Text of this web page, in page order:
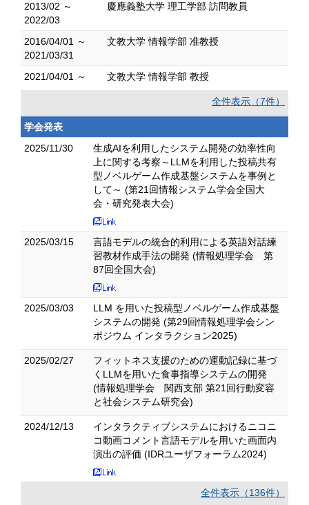
2013/02 ～
2022/03
慶應義塾大学 理工学部 訪問教員
2016/04/01 ～
2021/03/31
文教大学 情報学部 准教授
2021/04/01 ～ 文教大学 情報学部 教授
全件表示（7件）
学会発表
2025/11/30
生成AIを利用したシステム開発の効率性向
上に関する考察～LLMを利用した投稿共有
型ノベルゲーム作成基盤システムを事例と
して～ (第21回情報システム学会全国大
会・研究発表大会)
2025/03/15
言語モデルの統合的利用による英語対話練
習教材作成手法の開発 (情報処理学会 第
87回全国大会)
2025/03/03
LLM を用いた投稿型ノベルゲーム作成基盤
システムの開発 (第29回情報処理学会シン
ポジウム インタラクション2025)
2025/02/27
フィットネス支援のための運動記録に基づ
くLLMを用いた食事指導システムの開発
(情報処理学会 関西支部 第21回行動変容
と社会システム研究会)
2024/12/13
インタラクティブシステムにおけるニコニ
コ動画コメント言語モデルを用いた画面内
演出の評価 (IDRユーザフォーラム2024)
全件表示（136件）